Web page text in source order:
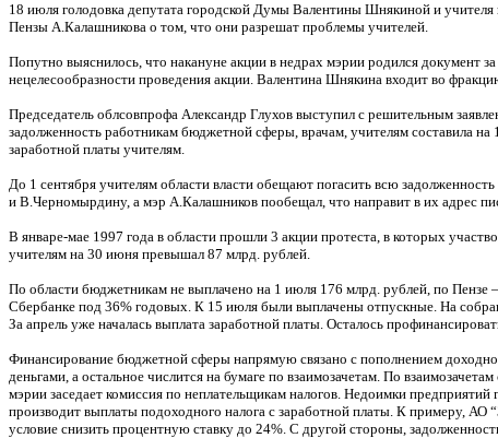
18 июля голодовка депутата городской Думы Валентины Шнякиной и
Пензы А.Калашникова о том, что они разрешат проблемы учителей.
Попутно выяснилось, что накануне акции в недрах мэрии родился
нецелесообразности проведения акции. Валентина Шнякина входит во
Председатель облсовпрофа Александр Глухов выступил с решительным
задолженность работникам бюджетной сферы, врачам, учителям составила
заработной платы учителям.
До 1 сентября учителям области власти обещают погасить всю
и В.Черномырдину, а мэр А.Калашников пообещал, что направит в их адрес
В январе-мае 1997 года в области прошли 3 акции протеста, в которых
учителям на 30 июня превышал 87 млрд. рублей.
По области бюджетникам не выплачено на 1 июля 176 млрд. рублей, по
Сбербанке под 36% годовых. К 15 июля были выплачены отпускные. На
За апрель уже началась выплата заработной платы. Осталось
Финансирование бюджетной сферы напрямую связано с пополнением
деньгами, а остальное числится на бумаге по взаимозачетам. По
мэрии заседает комиссия по неплательщикам налогов. Недоимки
производит выплаты подоходного налога с заработной платы. К примеру,
условие снизить процентную ставку до 24%. С другой стороны,